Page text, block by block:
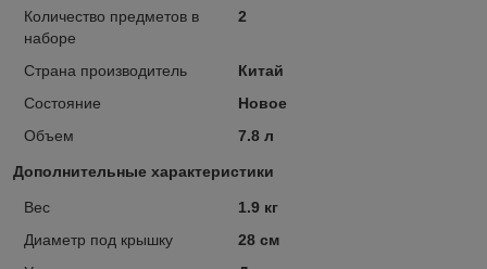
Количество предметов в
наборе
2
Страна производитель
Китай
Состояние
Новое
Объем
7.8 л
Дополнительные характеристики
Вес
1.9 кг
Диаметр под крышку
28 см